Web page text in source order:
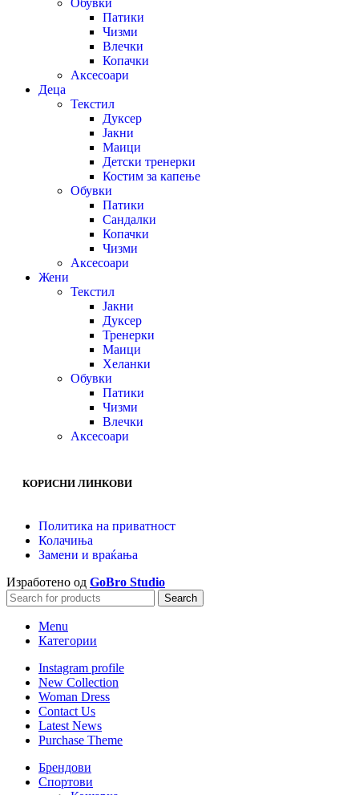
Обувки
Патики
Чизми
Влечки
Копачки
Аксесоари
Деца
Текстил
Дуксер
Јакни
Маици
Детски тренерки
Костим за капење
Обувки
Патики
Сандалки
Копачки
Чизми
Аксесоари
Жени
Текстил
Јакни
Дуксер
Тренерки
Маици
Хеланки
Обувки
Патики
Чизми
Влечки
Аксесоари
КОРИСНИ ЛИНКОВИ
Политика на приватност
Колачиња
Замени и враќања
Изработено од GoBro Studio
Search
Menu
Категории
Instagram profile
New Collection
Woman Dress
Contact Us
Latest News
Purchase Theme
Брендови
Спортови